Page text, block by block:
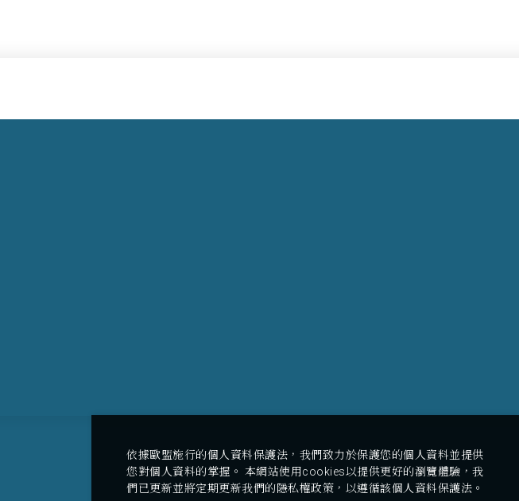
依據歐盟施行的個人資料保護法，我們致力於保護您的個人資料並提供
您對個人資料的掌握。 本網站使用cookies以提供更好的瀏覽體驗，我
們已更新並將定期更新我們的隱私權政策，以遵循該個人資料保護法。